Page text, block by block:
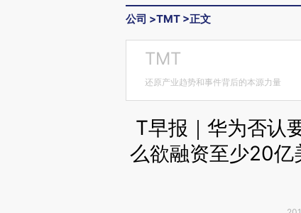
公司 >TMT >正文
TMT
还原产业趋势和事件背后的本源力量
T早报｜华为否认
么欲融资至少20亿